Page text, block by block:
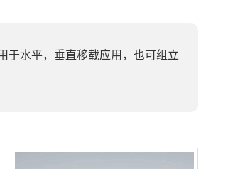
于水平，垂直移载应用，也可组立